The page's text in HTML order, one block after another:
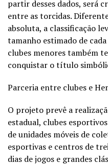
partir desses dados, será
entre as torcidas.
absoluta, a classificação
tamanho estimado de
clubes menores também
conquistar o título
Parceria entre clubes e
O projeto prevê a
estadual, clubes
de unidades móveis de
esportivas e centros de
dias de jogos e grandes